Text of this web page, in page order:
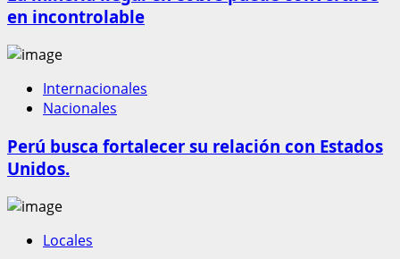
en incontrolable
Internacionales
Nacionales
Perú busca fortalecer su relación con Estados
Unidos.
Locales